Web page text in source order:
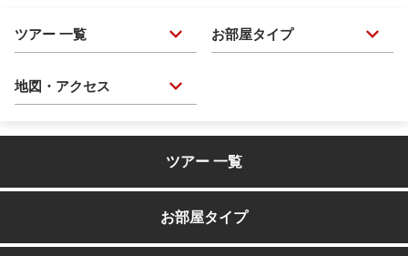
ツアー 一覧 お部屋タイプ
地図・アクセス
ツアー 一覧
お部屋タイプ